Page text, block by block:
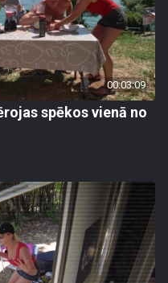
00:03:09
spēkos vienā no